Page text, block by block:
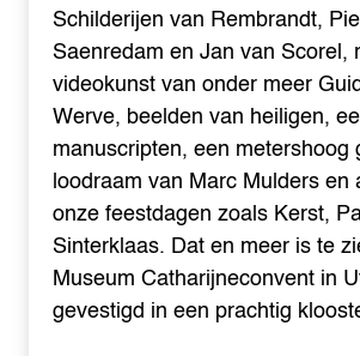
Schilderijen van Rembrandt,
Saenredam en Jan van Scorel,
videokunst van onder meer
Werve, beelden van heiligen,
manuscripten, een metershoog
loodraam van Marc Mulders en
onze feestdagen zoals Kerst,
Sinterklaas. Dat en meer is te
Museum Catharijneconvent in
gevestigd in een prachtig